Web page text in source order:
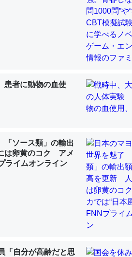
も不足してて両方に不利だから両方が拮
類（カブトガニ・ウミグモ）はカルシウム
「昆虫はなぜ海にいないのか」に関する新仮説
り努力してるし。
「昆虫はなぜ海にいないのか」に関する新仮説
たまに覗いてる。ぼちぼちRingも置こう
を共有してる。電池残量や充電中かが分
歳と僕。ITツール導入でコミュニケーションが
者に動物の血使
ソース類」の輸出
は卵黄のコク アメ
ライムオンライン
「自分が高齢だと思